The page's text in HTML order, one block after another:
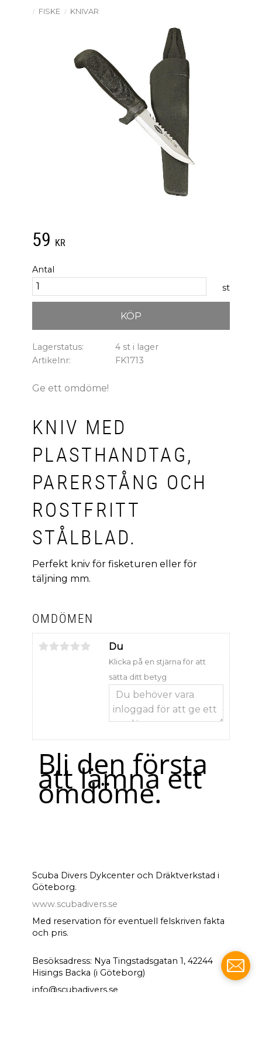
FISKE KNIVAR
59 KR
Antal
st
KÖP
Lagerstatus
4 st i lager
Artikelnr
FK1713
Ge ett omdöme!
KNIV MED
PLASTHANDTAG,
PARERSTÅNG OCH
ROSTFRITT
STÅLBLAD.
Perfekt kniv för fisketuren eller för
täljning mm.
OMDÖMEN
Du
Klicka på en stjärna för att
sätta ditt betyg
Bli den första
att lämna ett
omdöme.
Scuba Divers Dykcenter och Dräktverkstad i
Göteborg.
www.scubadivers.se
Med reservation för eventuell felskriven fakta
och pris.
Besöksadress: Nya Tingstadsgatan 1, 42244
Hisings Backa (i Göteborg)
info@scubadivers.se